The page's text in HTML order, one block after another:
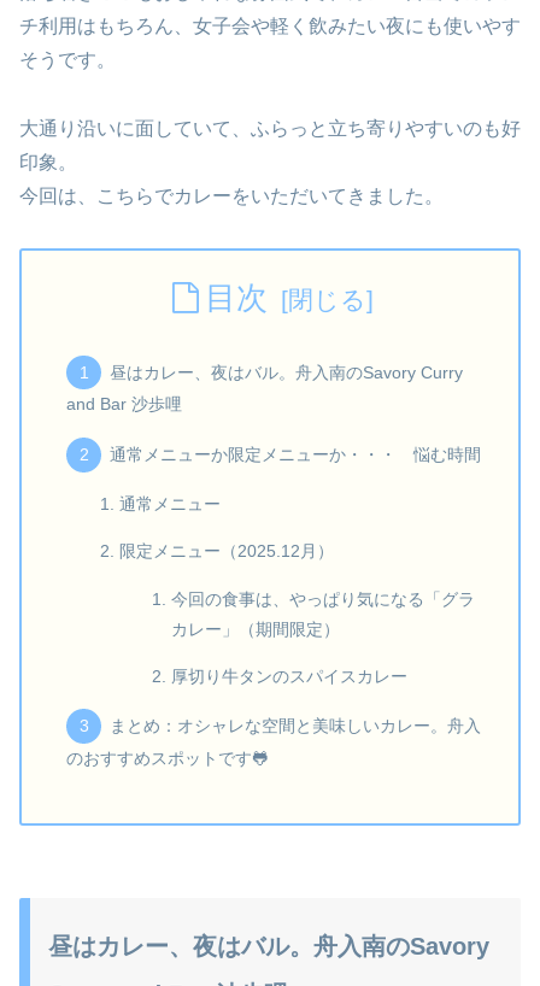
チ利用はもちろん、女子会や軽く飲みたい夜にも使いやす
そうです。
大通り沿いに面していて、ふらっと立ち寄りやすいのも好
印象。
今回は、こちらでカレーをいただいてきました。
目次
昼はカレー、夜はバル。舟入南のSavory Curry
and Bar 沙歩哩
通常メニューか限定メニューか・・・ 悩む時間
通常メニュー
限定メニュー（2025.12月）
今回の食事は、やっぱり気になる「グラ
カレー」（期間限定）
厚切り牛タンのスパイスカレー
まとめ：オシャレな空間と美味しいカレー。舟入
のおすすめスポットです🐸
昼はカレー、夜はバル。舟入南のSavory